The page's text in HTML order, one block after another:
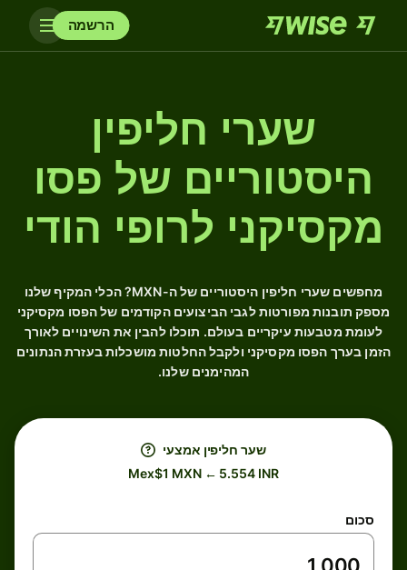
הרשמה
שערי חליפין
היסטוריים של פסו
מקסיקני לרופי הודי
מחפשים שערי חליפין היסטוריים של ה-MXN? הכלי המקיף שלנו
מספק תובנות מפורטות לגבי הביצועים הקודמים של הפסו מקסיקני
לעומת מטבעות עיקריים בעולם. תוכלו להבין את השינויים לאורך
הזמן בערך הפסו מקסיקני ולקבל החלטות מושכלות בעזרת הנתונים
המהימנים שלנו.
שער חליפין אמצעי
Mex$1 MXN ← 5.554 INR
סכום